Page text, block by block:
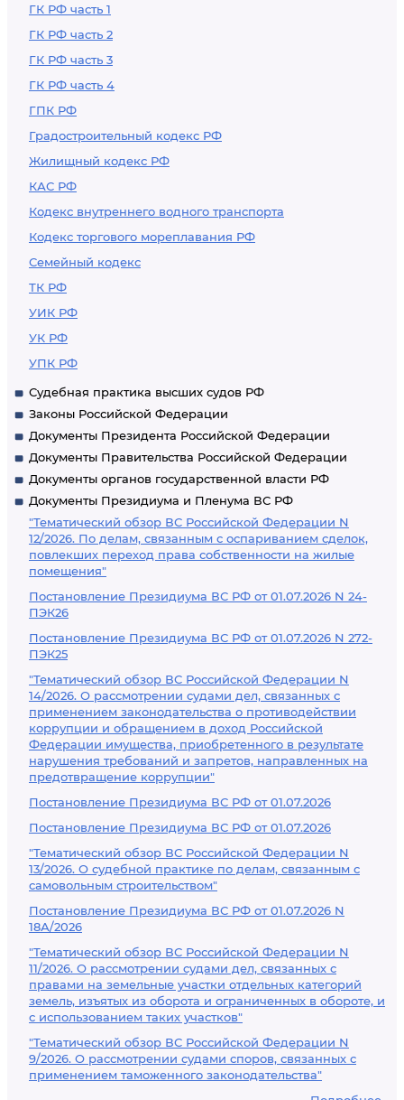
ГК РФ часть 1
ГК РФ часть 2
ГК РФ часть 3
ГК РФ часть 4
ГПК РФ
Градостроительный кодекс РФ
Жилищный кодекс РФ
КАС РФ
Кодекс внутреннего водного транспорта
Кодекс торгового мореплавания РФ
Семейный кодекс
ТК РФ
УИК РФ
УК РФ
УПК РФ
Судебная практика высших судов РФ
Законы Российской Федерации
Документы Президента Российской Федерации
Документы Правительства Российской Федерации
Документы органов государственной власти РФ
Документы Президиума и Пленума ВС РФ
"Тематический обзор ВС Российской Федерации N
12/2026. По делам, связанным с оспариванием сделок,
повлекших переход права собственности на жилые
помещения"
Постановление Президиума ВС РФ от 01.07.2026 N 24-
ПЭК26
Постановление Президиума ВС РФ от 01.07.2026 N 272-
ПЭК25
"Тематический обзор ВС Российской Федерации N
14/2026. О рассмотрении судами дел, связанных с
применением законодательства о противодействии
коррупции и обращением в доход Российской
Федерации имущества, приобретенного в результате
нарушения требований и запретов, направленных на
предотвращение коррупции"
Постановление Президиума ВС РФ от 01.07.2026
Постановление Президиума ВС РФ от 01.07.2026
"Тематический обзор ВС Российской Федерации N
13/2026. О судебной практике по делам, связанным с
самовольным строительством"
Постановление Президиума ВС РФ от 01.07.2026 N
18А/2026
"Тематический обзор ВС Российской Федерации N
11/2026. О рассмотрении судами дел, связанных с
правами на земельные участки отдельных категорий
земель, изъятых из оборота и ограниченных в обороте, и
с использованием таких участков"
"Тематический обзор ВС Российской Федерации N
9/2026. О рассмотрении судами споров, связанных с
применением таможенного законодательства"